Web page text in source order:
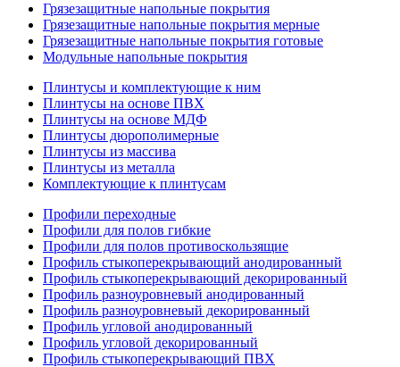
Грязезащитные напольные покрытия
Грязезащитные напольные покрытия мерные
Грязезащитные напольные покрытия готовые
Модульные напольные покрытия
Плинтусы и комплектующие к ним
Плинтусы на основе ПВХ
Плинтусы на основе МДФ
Плинтусы дюрополимерные
Плинтусы из массива
Плинтусы из металла
Комплектующие к плинтусам
Профили переходные
Профили для полов гибкие
Профили для полов противоскользящие
Профиль стыкоперекрывающий анодированный
Профиль стыкоперекрывающий декорированный
Профиль разноуровневый анодированный
Профиль разноуровневый декорированный
Профиль угловой анодированный
Профиль угловой декорированный
Профиль стыкоперекрывающий ПВХ